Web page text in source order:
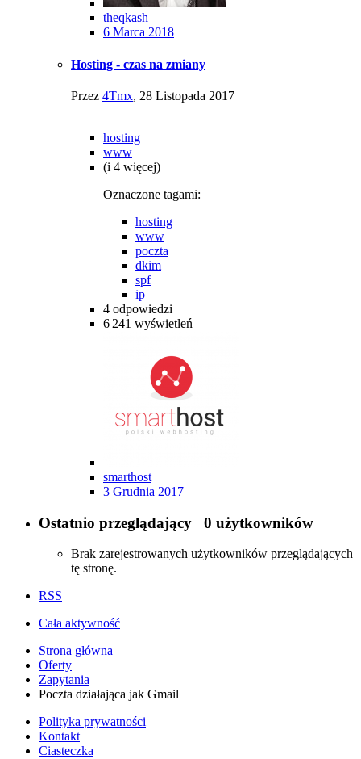
theqkash
6 Marca 2018
Hosting - czas na zmiany
Przez 4Tmx, 28 Listopada 2017
hosting
www
(i 4 więcej)
Oznaczone tagami:
hosting
www
poczta
dkim
spf
ip
4 odpowiedzi
6 241 wyświetleń
smarthost
3 Grudnia 2017
Ostatnio przeglądający 0 użytkowników
Brak zarejestrowanych użytkowników przeglądających
tę stronę.
RSS
Cała aktywność
Strona główna
Oferty
Zapytania
Poczta działająca jak Gmail
Polityka prywatności
Kontakt
Ciasteczka